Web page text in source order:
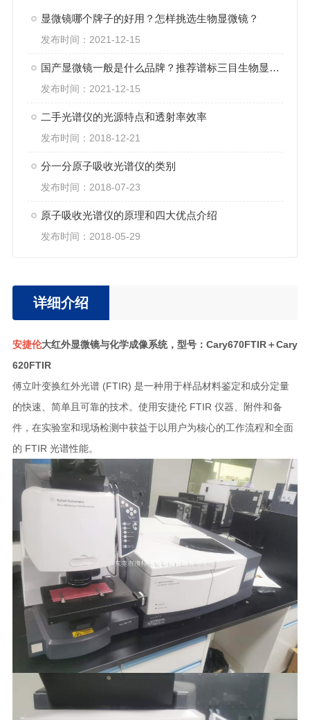
显微镜哪个牌子的好用？怎样挑选生物显微镜？
发布时间：2021-12-15
国产显微镜一般是什么品牌？推荐谱标三目生物显微镜
发布时间：2021-12-15
二手光谱仪的光源特点和透射率效率
发布时间：2018-12-21
分一分原子吸收光谱仪的类别
发布时间：2018-07-23
原子吸收光谱仪的原理和四大优点介绍
发布时间：2018-05-29
详细介绍
安捷伦大红外显微镜与化学成像系统，型号：Cary670FTIR＋Cary
620FTIR
傅立叶变换红外光谱 (FTIR) 是一种用于样品材料鉴定和成分定量
的快速、简单且可靠的技术。使用安捷伦 FTIR 仪器、附件和备
件，在实验室和现场检测中获益于以用户为核心的工作流程和全面
的 FTIR 光谱性能。